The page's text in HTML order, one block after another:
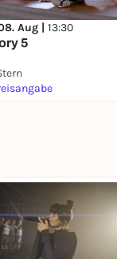
Aug | 13:30
5